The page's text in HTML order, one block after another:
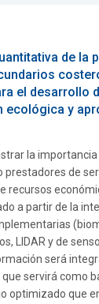
de la
el desarrollo
ecológica y
la importancia
prestadores de
recursos
a partir de la
LIDAR y de
será
que servirá como
optimizado que